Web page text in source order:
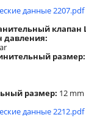
данные 2207.pdf
клапан
давления:
размер:
размер: 12 mm
данные 2212.pdf